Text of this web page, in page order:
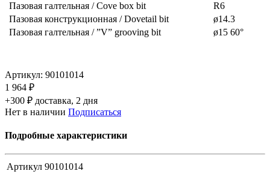
Пазовая галтельная / Cove box bit
R6
Пазовая конструкционная / Dovetail bit
ø14.3
Пазовая галтельная / ”V” grooving bit
ø15 60°
Артикул: 90101014
1 964 ₽
+300 ₽ доставка, 2 дня
Нет в наличии Подписаться
Подробные характеристики
Артикул 90101014